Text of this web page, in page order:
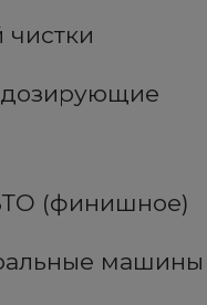
(финишное)
машины